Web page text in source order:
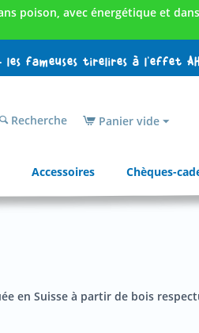
poison, avec énergétique et
les fameuses tirelires à l'effet
Panier vide
Recherche
Accessoires Chèques-
en Suisse à partir de bois